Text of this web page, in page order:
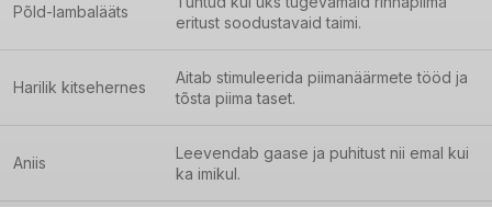
Põld-lambalääts
eritust soodustavaid taimi.
Harilik kitsehernes
Aitab stimuleerida piimanäärmete tööd ja
tõsta piima taset.
Aniis
Leevendab gaase ja puhitust nii emal kui
ka imikul.